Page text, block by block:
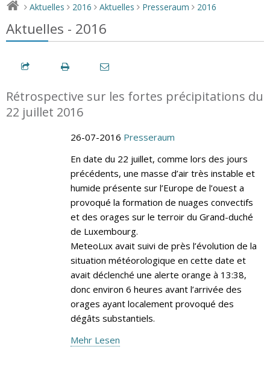
> Aktuelles > 2016 > Aktuelles > Presseraum > 2016
Aktuelles - 2016
Rétrospective sur les fortes précipitations du
22 juillet 2016
26-07-2016 Presseraum
En date du 22 juillet, comme lors des jours
précédents, une masse d’air très instable et
humide présente sur l’Europe de l’ouest a
provoqué la formation de nuages convectifs
et des orages sur le terroir du Grand-duché
de Luxembourg.
MeteoLux avait suivi de près l’évolution de la
situation météorologique en cette date et
avait déclenché une alerte orange à 13:38,
donc environ 6 heures avant l’arrivée des
orages ayant localement provoqué des
dégâts substantiels.
Mehr Lesen